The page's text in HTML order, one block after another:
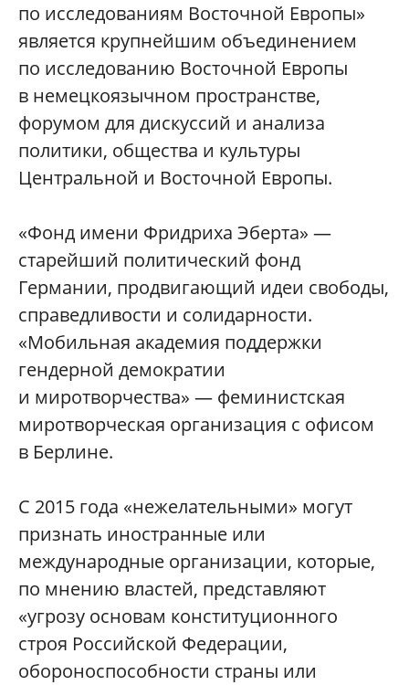
по исследованиям Восточной Европы»
является крупнейшим объединением
по исследованию Восточной Европы
в немецкоязычном пространстве,
форумом для дискуссий и анализа
политики, общества и культуры
Центральной и Восточной Европы.
«Фонд имени Фридриха Эберта» —
старейший политический фонд
Германии, продвигающий идеи свободы,
справедливости и солидарности.
«Мобильная академия поддержки
гендерной демократии
и миротворчества» — феминистская
миротворческая организация с офисом
в Берлине.
С 2015 года «нежелательными» могут
признать иностранные или
международные организации, которые,
по мнению властей, представляют
«угрозу основам конституционного
строя Российской Федерации,
обороноспособности страны или